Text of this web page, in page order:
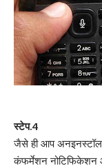
स्टेप.4
जैसे ही आप
कंफर्मेशन नोटिफिकेशन